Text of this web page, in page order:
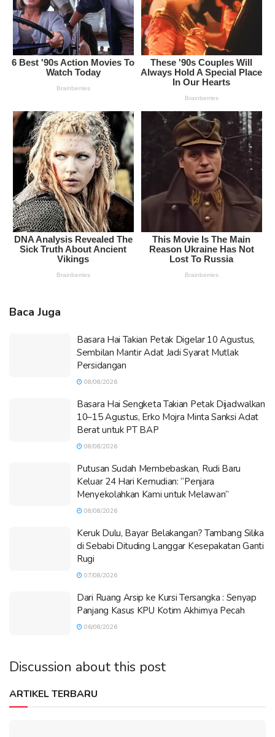
Baca Juga
Basara Hai Takian Petak Digelar 10 Agustus,
Sembilan Mantir Adat Jadi Syarat Mutlak
Persidangan
08/08/2026
Basara Hai Sengketa Takian Petak Dijadwalkan
10–15 Agustus, Erko Mojra Minta Sanksi Adat
Berat untuk PT BAP
08/08/2026
Putusan Sudah Membebaskan, Rudi Baru
Keluar 24 Hari Kemudian: “Penjara
Menyekolahkan Kami untuk Melawan”
08/08/2026
Keruk Dulu, Bayar Belakangan? Tambang Silika
di Sebabi Dituding Langgar Kesepakatan Ganti
Rugi
07/08/2026
Dari Ruang Arsip ke Kursi Tersangka : Senyap
Panjang Kasus KPU Kotim Akhirnya Pecah
06/08/2026
Discussion about this post
ARTIKEL TERBARU